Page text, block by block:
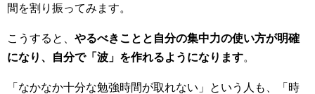
間を割り振ってみます。
こうすると、 やるべきことと自分の集中力の使い方が明確
になり、自分で「波」を作れるようになります。
「なかなか十分な勉強時間が取れない」という人も、「時